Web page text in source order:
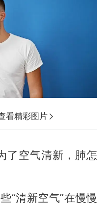
看精彩图片
了空气清新，肺怎
“清新空气”在慢慢